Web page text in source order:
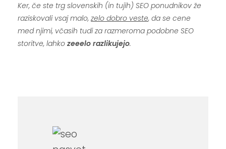
Ker, če ste trg slovenskih (in tujih) SEO ponudnikov že
raziskovali vsaj malo, zelo dobro veste, da se cene
med njimi, včasih tudi za razmeroma podobne SEO
storitve, lahko zeeelo razlikujejo.